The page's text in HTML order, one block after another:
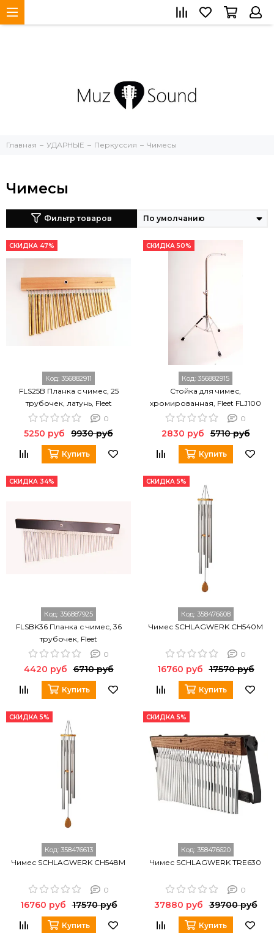
Главная УДАРНЫЕ Перкуссия Чимесы
Чимесы
Фильтр товаров
СКИДКА 47%
Код: 356882911
FLS25B Планка с чимес, 25
трубочек, латунь, Fleet
0
5250 руб 9930 руб
Купить
СКИДКА 50%
Код: 356882915
Стойка для чимес,
хромированная, Fleet FLJ100
0
2830 руб 5710 руб
Купить
СКИДКА 34%
Код: 356887925
FLSBK36 Планка с чимес, 36
трубочек, Fleet
0
4420 руб 6710 руб
Купить
СКИДКА 5%
Код: 358476608
Чимес SCHLAGWERK CH540M
0
16760 руб 17570 руб
Купить
СКИДКА 5%
Код: 358476613
Чимес SCHLAGWERK CH548M
0
16760 руб 17570 руб
Купить
СКИДКА 5%
Код: 358476620
Чимес SCHLAGWERK TRE630
0
37880 руб 39700 руб
Купить